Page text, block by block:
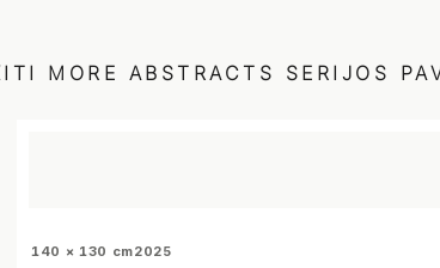
MORE ABSTRACTS SERIJOS
140 × 130 cm2025